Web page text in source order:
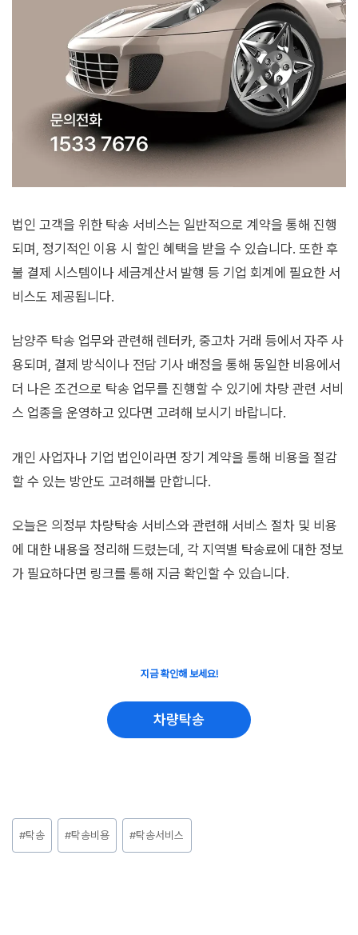
법인 고객을 위한 탁송 서비스는 일반적으로 계약을 통해 진행
되며, 정기적인 이용 시 할인 혜택을 받을 수 있습니다. 또한 후
불 결제 시스템이나 세금계산서 발행 등 기업 회계에 필요한 서
비스도 제공됩니다.
남양주 탁송 업무와 관련해 렌터카, 중고차 거래 등에서 자주 사
용되며, 결제 방식이나 전담 기사 배정을 통해 동일한 비용에서
더 나은 조건으로 탁송 업무를 진행할 수 있기에 차량 관련 서비
스 업종을 운영하고 있다면 고려해 보시기 바랍니다.
개인 사업자나 기업 법인이라면 장기 계약을 통해 비용을 절감
할 수 있는 방안도 고려해볼 만합니다.
오늘은 의정부 차량탁송 서비스와 관련해 서비스 절차 및 비용
에 대한 내용을 정리해 드렸는데, 각 지역별 탁송료에 대한 정보
가 필요하다면 링크를 통해 지금 확인할 수 있습니다.
지금 확인해 보세요!
차량탁송
Post
Tags:
#탁송 #탁송비용 #탁송서비스